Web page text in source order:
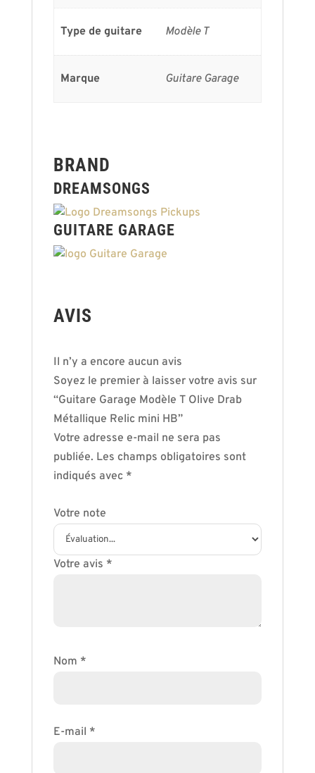
Type de guitare Modèle T
Marque Guitare Garage
BRAND
DREAMSONGS
GUITARE GARAGE
AVIS
Il n’y a encore aucun avis
Soyez le premier à laisser votre avis sur
“Guitare Garage Modèle T Olive Drab
Métallique Relic mini HB”
Votre adresse e-mail ne sera pas
publiée. Les champs obligatoires sont
indiqués avec *
Votre note
Votre avis *
Nom *
E-mail *